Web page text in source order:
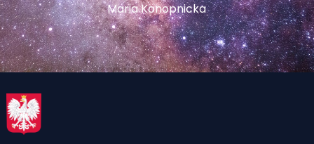
Maria Konopnicka